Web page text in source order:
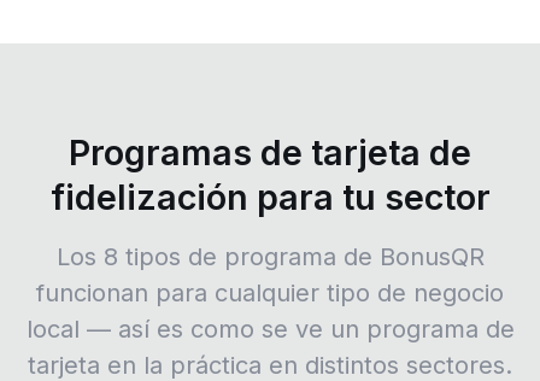
Programas de tarjeta de
fidelización para tu sector
Los 8 tipos de programa de BonusQR
funcionan para cualquier tipo de negocio
local — así es como se ve un programa de
tarjeta en la práctica en distintos sectores.